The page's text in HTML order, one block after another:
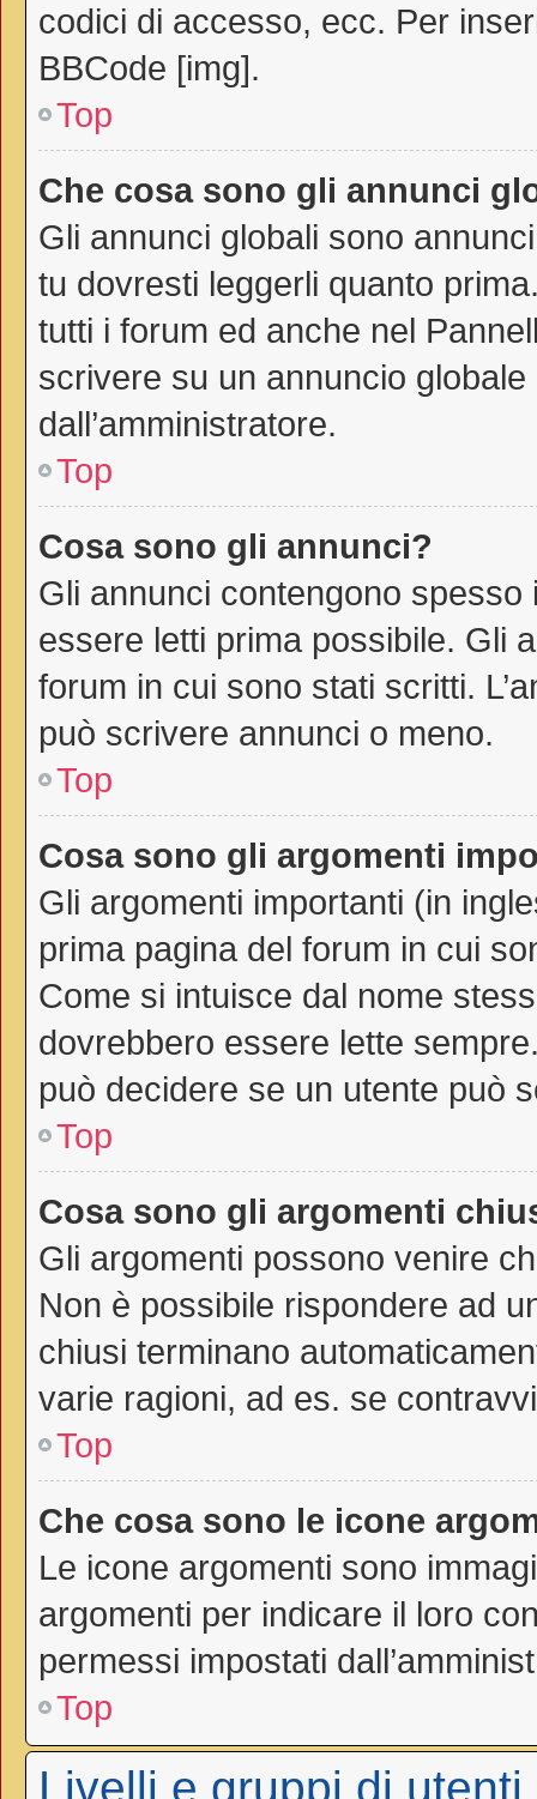
codici di accesso, ecc. Per
BBCode [img].
Top
Che cosa sono gli annunci
Gli annunci globali sono
tu dovresti leggerli quanto
tutti i forum ed anche nel
scrivere su un annuncio
dall’amministratore.
Top
Cosa sono gli annunci?
Gli annunci contengono
essere letti prima possibile. Gli
forum in cui sono stati scritti.
può scrivere annunci o meno.
Top
Cosa sono gli argomenti
Gli argomenti importanti (in
prima pagina del forum in cui
Come si intuisce dal nome
dovrebbero essere lette
può decidere se un utente può
Top
Cosa sono gli argomenti
Gli argomenti possono venire
Non è possibile rispondere ad
chiusi terminano
varie ragioni, ad es. se
Top
Che cosa sono le icone
Le icone argomenti sono
argomenti per indicare il loro
permessi impostati
Top
Livelli e gruppi di utenti